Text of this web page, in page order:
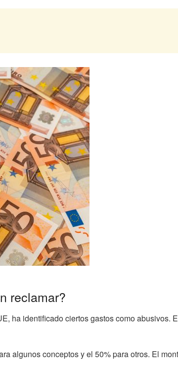
reclamar?
ha identificado ciertos gastos como abusivos.
algunos conceptos y el 50% para otros. El